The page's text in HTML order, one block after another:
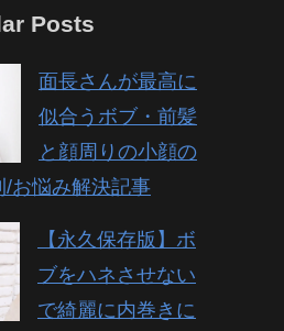
Posts
面長さんが最高に
似合うボブ・前髪
と顔周りの小顔の
/お悩み解決記事
【永久保存版】ボ
ブをハネさせない
で綺麗に内巻きに